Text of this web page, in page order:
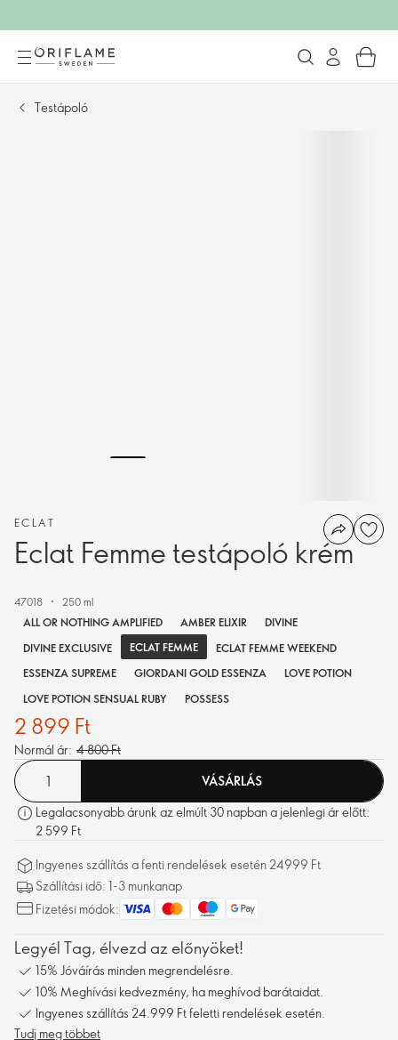
Testápoló
ECLAT
Eclat Femme testápoló krém
47018
250 ml
ALL OR NOTHING AMPLIFIED
AMBER ELIXIR
DIVINE
DIVINE EXCLUSIVE
ECLAT FEMME
ECLAT FEMME WEEKEND
ESSENZA SUPREME
GIORDANI GOLD ESSENZA
LOVE POTION
LOVE POTION SENSUAL RUBY
POSSESS
2 899 Ft
Normál ár: 4 800 Ft
VÁSÁRLÁS
Legalacsonyabb árunk az elmúlt 30 napban a jelenlegi ár előtt:
2 599 Ft
Ingyenes szállítás a fenti rendelések esetén 24999 Ft
Szállítási idő: 1-3 munkanap
Fizetési módok:
Legyél Tag, élvezd az előnyöket!
15% Jóváírás minden megrendelésre.
10% Meghívási kedvezmény, ha meghívod barátaidat.
Ingyenes szállítás 24.999 Ft feletti rendelések esetén.
Tudj meg többet